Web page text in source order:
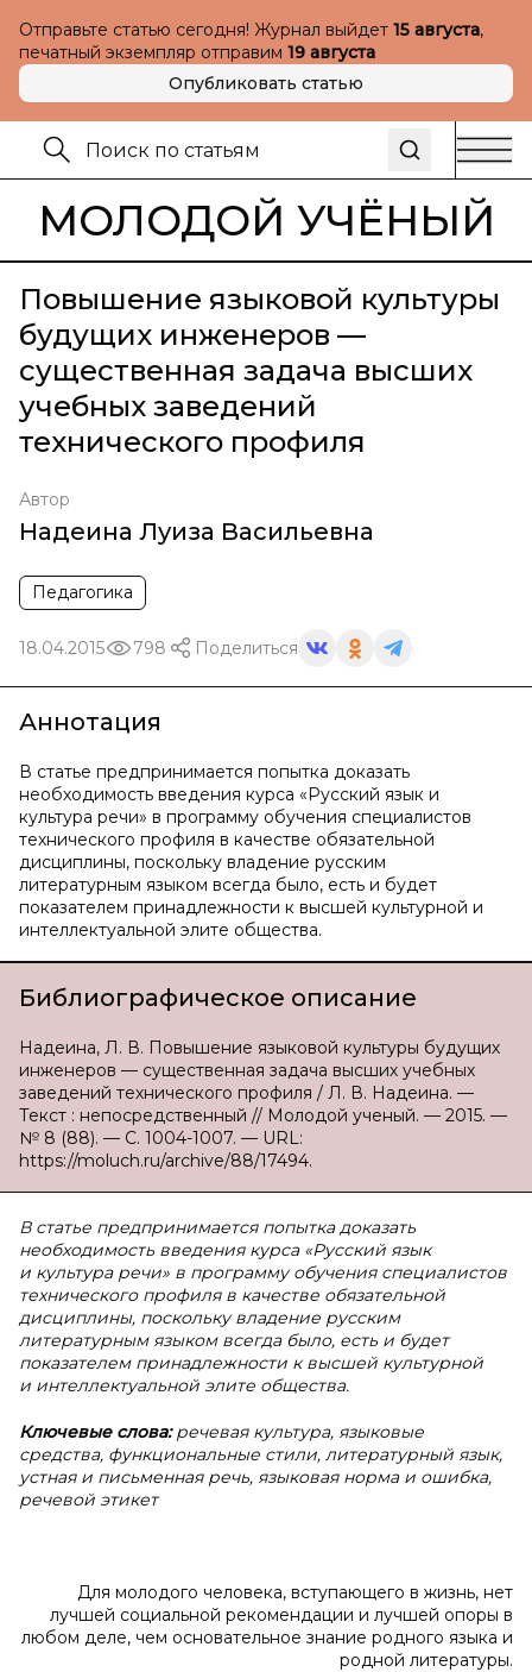
Отправьте статью сегодня! Журнал выйдет 15 августа,
печатный экземпляр отправим 19 августа
Опубликовать статью
МОЛОДОЙ УЧЁНЫЙ
Повышение языковой культуры
будущих инженеров —
существенная задача высших
учебных заведений
технического профиля
Автор
Надеина Луиза Васильевна
Педагогика
18.04.2015 798 Поделиться
Аннотация
В статье предпринимается попытка доказать
необходимость введения курса «Русский язык и
культура речи» в программу обучения специалистов
технического профиля в качестве обязательной
дисциплины, поскольку владение русским
литературным языком всегда было, есть и будет
показателем принадлежности к высшей культурной и
интеллектуальной элите общества.
Библиографическое описание
Надеина, Л. В. Повышение языковой культуры будущих
инженеров — существенная задача высших учебных
заведений технического профиля / Л. В. Надеина. —
Текст : непосредственный // Молодой ученый. — 2015. —
№ 8 (88). — С. 1004-1007. — URL:
https://moluch.ru/archive/88/17494.
В статье предпринимается попытка доказать
необходимость введения курса «Русский язык
и культура речи» в программу обучения специалистов
технического профиля в качестве обязательной
дисциплины, поскольку владение русским
литературным языком всегда было, есть и будет
показателем принадлежности к высшей культурной
и интеллектуальной элите общества.
Ключевые слова: речевая культура, языковые
средства, функциональные стили, литературный язык,
устная и письменная речь, языковая норма и ошибка,
речевой этикет
Для молодого человека, вступающего в жизнь, нет
лучшей социальной рекомендации и лучшей опоры в
любом деле, чем основательное знание родного языка и
родной литературы.